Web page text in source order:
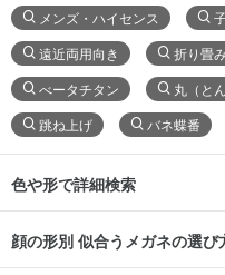
メンズ・ハイセンス
遠近両用向き 折り畳
べータチタン 丸（と
跳ね上げ バネ蝶番
色や形で詳細検索
顔の形別 似合うメガネの選び